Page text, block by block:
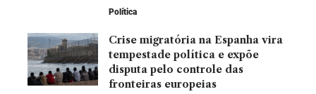
Política
Crise migratória na Espanha vira
tempestade política e expõe
disputa pelo controle das
fronteiras europeias